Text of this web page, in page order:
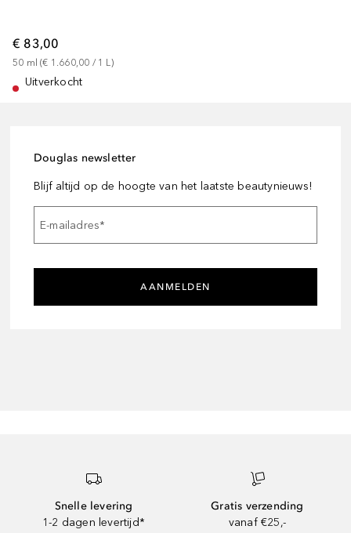
€ 83,00
50 ml (€ 1.660,00 / 1 L)
Uitverkocht
Douglas newsletter
Blijf altijd op de hoogte van het laatste beautynieuws!
E-mailadres*
AANMELDEN
Snelle levering
1-2 dagen levertijd*
Gratis verzending
vanaf €25,-